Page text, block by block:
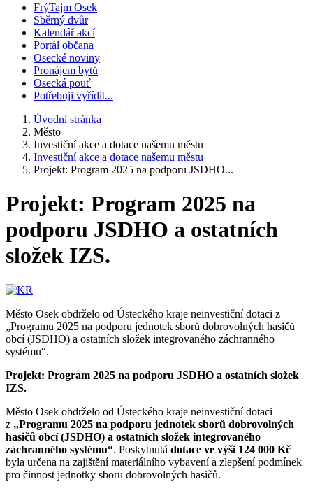
FrýTajm Osek
Sběrný dvůr
Kalendář akcí
Portál občana
Osecké noviny
Pronájem bytů
Osecká pouť
Potřebuji vyřídit...
Úvodní stránka
Město
Investiční akce a dotace našemu městu
Investiční akce a dotace našemu městu
Projekt: Program 2025 na podporu JSDHO...
Projekt: Program 2025 na
podporu JSDHO a ostatních
složek IZS.
Město Osek obdrželo od Ústeckého kraje neinvestiční dotaci z
„Programu 2025 na podporu jednotek sborů dobrovolných hasičů
obcí (JSDHO) a ostatních složek integrovaného záchranného
systému“.
Projekt: Program 2025 na podporu JSDHO a ostatních složek
IZS.
Město Osek obdrželo od Ústeckého kraje neinvestiční dotaci
z „Programu 2025 na podporu jednotek sborů dobrovolných
hasičů obcí (JSDHO) a ostatních složek integrovaného
záchranného systému“. Poskytnutá dotace ve výši 124 000 Kč
byla určena na zajištění materiálního vybavení a zlepšení podmínek
pro činnost jednotky sboru dobrovolných hasičů.